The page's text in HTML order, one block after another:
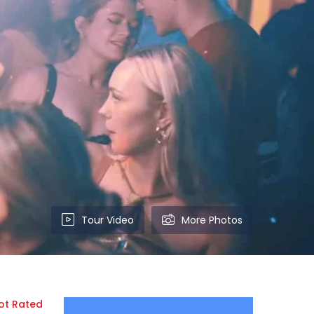
Tour Video More Photos
Rated